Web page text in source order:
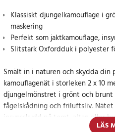
Klassiskt djungelkamouflage i
maskering
Perfekt som jaktkamouflage,
Slitstark Oxfordduk i polyester
Smält in i naturen och skydda
kamouflagenät i storleken 2 x 10
djungelmönstret i grönt och
fågelskådning och friluftsliv.
insynsskydd på tomt, altan eller
LÄS